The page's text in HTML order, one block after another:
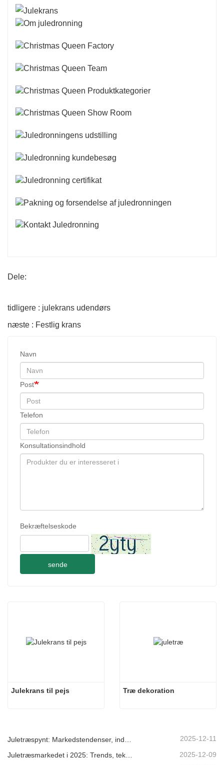
Dele:
tidligere : julekrans udendørs
næste : Festlig krans
Navn
Post
Telefon
Konsultationsindhold
Bekræftelseskode
sende
Julekrans til pejs Træ dekoration
2025-12-11
2025-12-09